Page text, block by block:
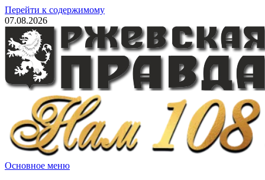
Перейти к содержимому
07.08.2026
Основное меню